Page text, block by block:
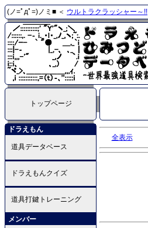
(ノ=ﾟдﾟ=)ノミ■ ＜ ウルトラクラッシャー～!!
トップページ
ドラえもん
道具データベース
ドラえもんクイズ
道具打鍵トレーニング
メンバー
全表示